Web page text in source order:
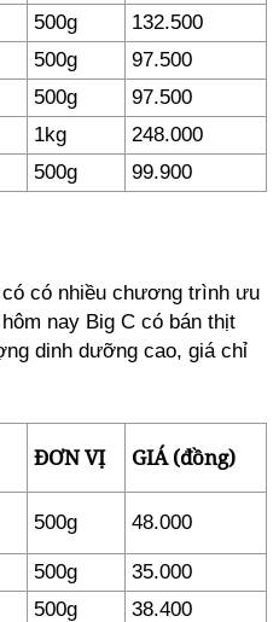
500g
132.500
500g
97.500
500g
97.500
1kg
248.000
500g 99.900
có nhiều chương trình ưu
nay Big C có bán thịt
dinh dưỡng cao, giá chỉ
ĐƠN VỊ GIÁ (đồng)
500g 48.000
500g
35.000
500g
38.400